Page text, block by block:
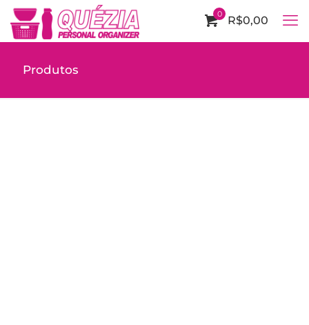
0 R$0,00
Produtos